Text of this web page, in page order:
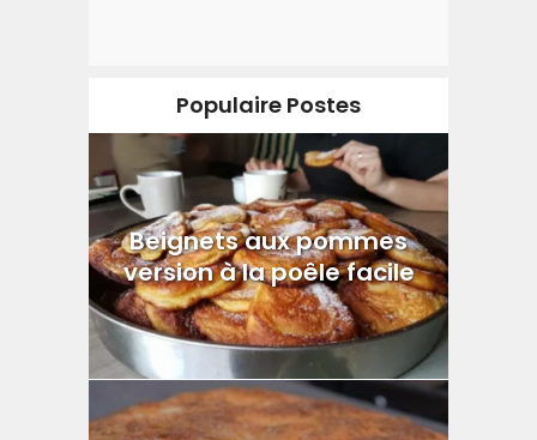
Populaire Postes
Beignets aux pommes
version à la poêle facile